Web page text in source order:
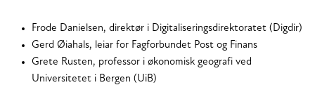
Frode Danielsen, direktør i Digitaliseringsdirektoratet (Digdir)
Gerd Øiahals, leiar for Fagforbundet Post og Finans
Grete Rusten, professor i økonomisk geografi ved
Universitetet i Bergen (UiB)